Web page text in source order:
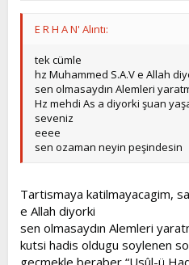
E R H A N' Alıntı:
tek cümle
hz Muhammed S.A.V e Allah
sen olmasaydın Alemleri
Hz mehdi As a diyorki şuan
seveniz
eeee
sen ozaman neyin peşindesin
Tartismaya katilmayacagim,
e Allah diyorki
sen olmasaydın Alemleri
kutsi hadis oldugu soylenen
gecmekle beraber,“Usûl-ü